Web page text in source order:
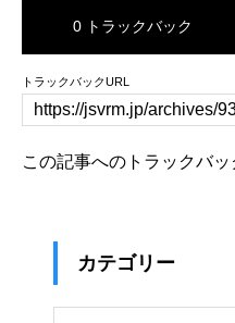
0 トラックバック
トラックバックURL
この記事へのトラックバッ
カテゴリー